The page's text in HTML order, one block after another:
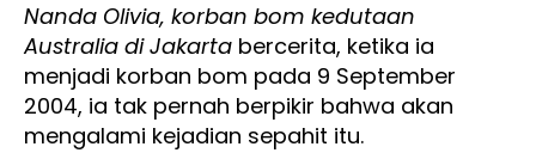
Nanda Olivia, korban bom kedutaan
Australia di Jakarta bercerita, ketika ia
menjadi korban bom pada 9 September
2004, ia tak pernah berpikir bahwa akan
mengalami kejadian sepahit itu.